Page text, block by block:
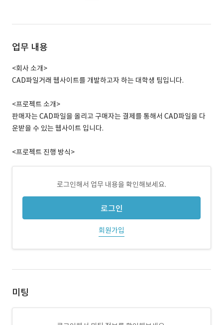
업무 내용
<회사 소개>
CAD파일거래 웹사이트를 개발하고자 하는 대학생 팀입니다.
<프로젝트 소개>
판매자는 CAD파일을 올리고 구매자는 결제를 통해서 CAD파일을 다
운받을 수 있는 웹사이트 입니다.
<프로젝트 진행 방식>
로그인해서 업무 내용을 확인해보세요.
로그인
회원가입
미팅